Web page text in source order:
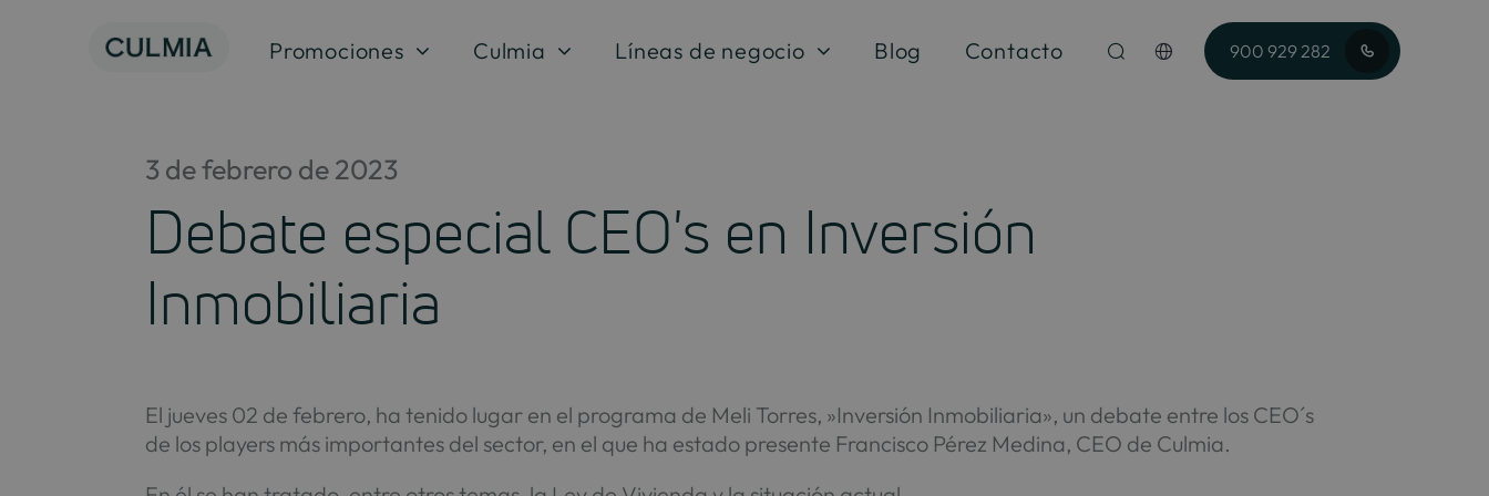
Promociones Culmia Líneas de negocio Blog Contacto 900 929 282
3 de febrero de 2023
Debate especial CEO's en Inversión
Inmobiliaria
El jueves 02 de febrero, ha tenido lugar en el programa de Meli Torres, »Inversión Inmobiliaria», un debate entre los CEO´s
de los players más importantes del sector, en el que ha estado presente Francisco Pérez Medina, CEO de Culmia.